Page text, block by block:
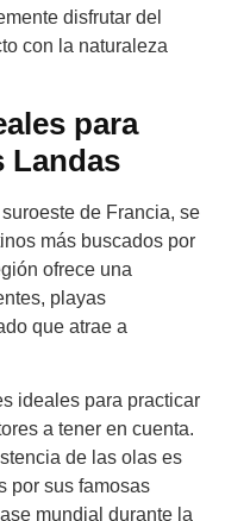
disfrutar del
con la naturaleza
para
Landas
de Francia, se
más buscados por
ofrece una
playas
que atrae a
ideales para practicar
a tener en cuenta.
de las olas es
por sus famosas
mundial durante la